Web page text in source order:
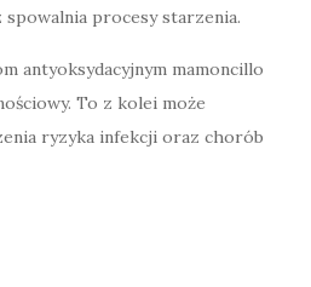
procesy starzenia.
antyoksydacyjnym mamoncillo
To z kolei może
ryzyka infekcji oraz chorób